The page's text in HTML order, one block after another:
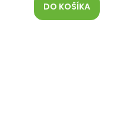
DO KOŠÍKA